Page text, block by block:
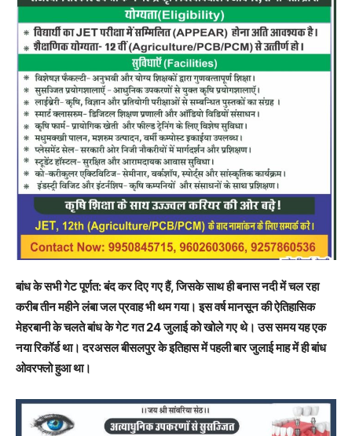
बांध के सभी गेट पूर्णत: बंद कर दिए गए हैं, जिसके साथ ही बनास नदी में चल रहा
करीब तीन महीने लंबा जल प्रवाह भी थम गया। इस वर्ष मानसून की ऐतिहासिक
मेहरबानी के चलते बांध के गेट गत 24 जुलाई को खोले गए थे। उस समय यह एक
नया रिकॉर्ड था। दरअसल बीसलपुर के इतिहास में पहली बार जुलाई माह में ही बांध
ओवरफ्लो हुआ था।